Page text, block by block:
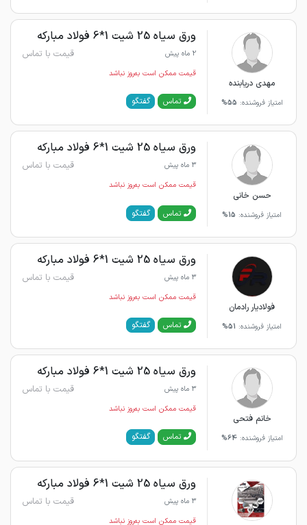
مهدی دریابنده
امتیاز فروشنده: 55%
ورق سیاه 25 شیت 1*6 فولاد مبارکه
2 ماه پیش قیمت با تماس
قیمت ممکن است به‌روز نباشد
تماس گفتگو
حسن خانی
امتیاز فروشنده: 15%
ورق سیاه 25 شیت 1*6 فولاد مبارکه
3 ماه پیش قیمت با تماس
قیمت ممکن است به‌روز نباشد
تماس گفتگو
فولادیار رادمان
امتیاز فروشنده: 51%
ورق سیاه 25 شیت 1*6 فولاد مبارکه
3 ماه پیش قیمت با تماس
قیمت ممکن است به‌روز نباشد
تماس گفتگو
خانم فتحی
امتیاز فروشنده:64%
ورق سیاه 25 شیت 1*6 فولاد مبارکه
3 ماه پیش قیمت با تماس
قیمت ممکن است به‌روز نباشد
تماس گفتگو
ورق سیاه 25 شیت 1*6 فولاد مبارکه
3 ماه پیش قیمت با تماس
قیمت ممکن است به‌روز نباشد